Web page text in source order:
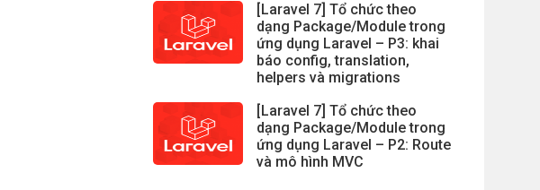
[Laravel 7] Tổ chức theo
dạng Package/Module trong
ứng dụng Laravel – P3: khai
báo config, translation,
helpers và migrations
[Laravel 7] Tổ chức theo
dạng Package/Module trong
ứng dụng Laravel – P2: Route
và mô hình MVC